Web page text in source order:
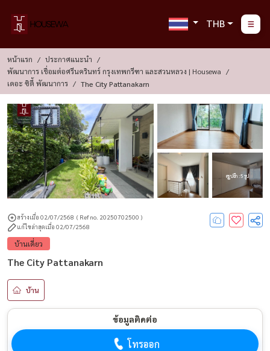
THB
หน้าแรก
ประกาศแนะนำ
พัฒนาการ เชื่อมต่อศรีนครินทร์ กรุงเทพกรีฑา และสวนหลวง | Housewa
เดอะ ซิตี้ พัฒนาการ
The City Pattanakarn
ดูรูปอีก : 5 รูป
สร้างเมื่อ 02/07/2568 ( Ref no. 20250702500 )
แก้ไขล่าสุดเมื่อ 02/07/2568
บ้านเดี่ยว
The City Pattanakarn
บ้าน
ข้อมูลติดต่อ
โทรออก